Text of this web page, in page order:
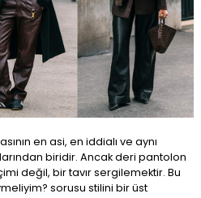
en asi, en iddialı ve aynı
biridir. Ancak deri pantolon
değil, bir tavır sergilemektir. Bu
sorusu stilini bir üst